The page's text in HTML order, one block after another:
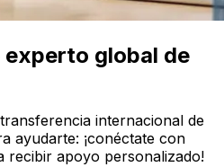
global de
internacional de
ayudarte: ¡conéctate con
recibir apoyo personalizado!